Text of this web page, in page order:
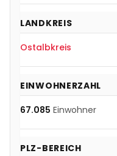
LANDKREIS
Ostalbkreis
EINWOHNERZAHL
67.085 Einwohner
PLZ-BEREICH